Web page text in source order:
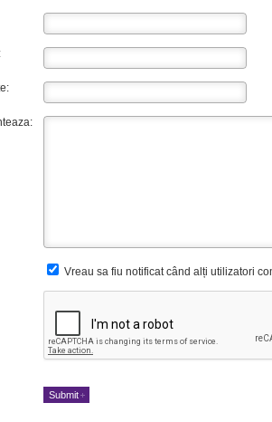
Vreau sa fiu notificat când alți utilizatori